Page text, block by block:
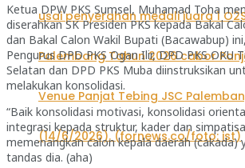
Ketua DPW PKS Sumsel, Muhamad Toha
diserahkan SK Presiden PKS kepada Bakal
dan Bakal Calon Wakil Bupati (Bacawabup)
Pengurus DPD PKS Ogan Ilir, DPD PKS OKU
Selatan dan DPD PKS Muba diinstruksikan
melakukan konsolidasi.
“Baik konsolidasi motivasi, konsolidasi
integrasi kepada struktur, kader dan
memenangkan calon kepala daerah (cakada)
tandas dia. (aha)